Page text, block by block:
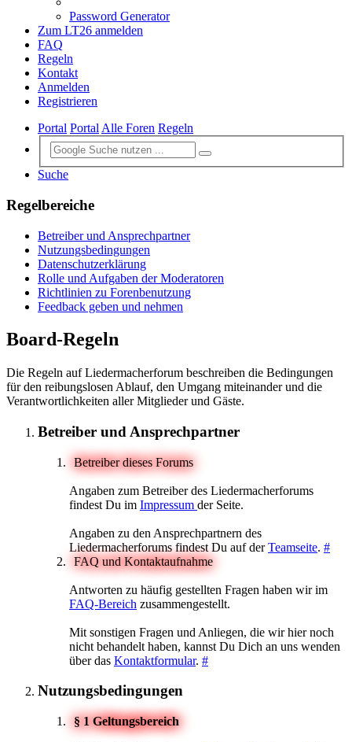
Password Generator
Zum LT26 anmelden
FAQ
Regeln
Kontakt
Anmelden
Registrieren
Portal PortalAlle Foren Regeln
Suche
Regelbereiche
Betreiber und Ansprechpartner
Nutzungsbedingungen
Datenschutzerklärung
Rolle und Aufgaben der Moderatoren
Richtlinien zu Forenbenutzung
Feedback geben und nehmen
Board-Regeln
Die Regeln auf Liedermacherforum beschreiben die Bedingungen
für den reibungslosen Ablauf, den Umgang miteinander und die
Verantwortlichkeiten aller Mitglieder und Gäste.
Betreiber und Ansprechpartner
Betreiber dieses Forums
Angaben zum Betreiber des Liedermacherforums
findest Du im Impressum der Seite.
Angaben zu den Ansprechpartnern des
Liedermacherforums findest Du auf derTeamseite. #
FAQ und Kontaktaufnahme
Antworten zu häufig gestellten Fragen haben wir im
FAQ-Bereich zusammengestellt.
Mit sonstigen Fragen und Anliegen, die wir hier noch
nicht behandelt haben, kannst Du Dich an uns wenden
über das Kontaktformular. #
Nutzungsbedingungen
§ 1 Geltungsbereich